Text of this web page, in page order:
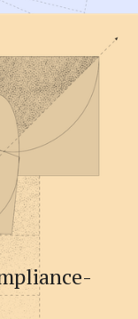
mit
Tag ist ein
maschinenlesbar
individuellen